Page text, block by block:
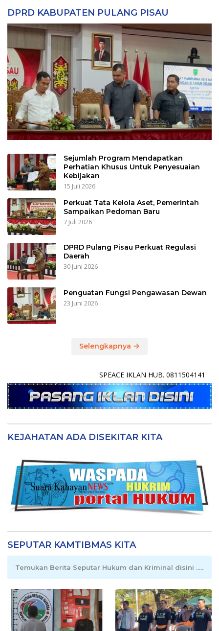
DPRD KABUPATEN PULANG PISAU
Sejumlah Program Mendapatkan
Perhatian Khusus Untuk Penyesuaian
Kebijakan
15 Juli 2026
Perkuat Tata Kelola Aset, Pemerintah
Sampaikan Pedoman Baru
7 Juli 2026
DPRD Pulang Pisau Perkuat Regulasi
Daerah
30 Juni 2026
Penguatan Fungsi Pengawasan Dewan
23 Juni 2026
Selengkapnya
SPEACE IKLAN HUB. 0811504141
KEJAHATAN ADA DISEKITAR KITA
SEPUTAR KAMTIBMAS KITA
Temukan Berita Seputar Hukum dan Kriminal disini .....